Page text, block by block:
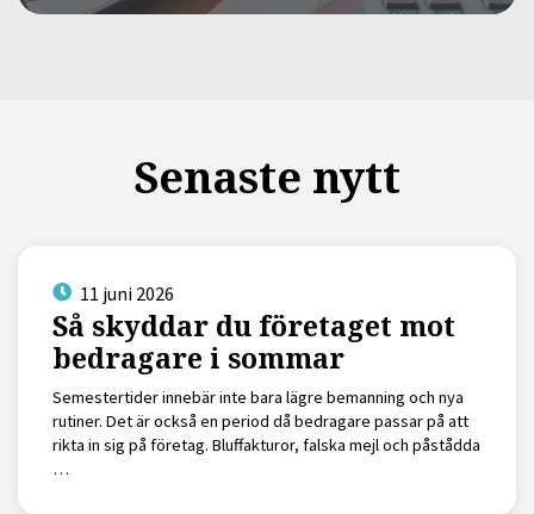
Senaste nytt
11 juni 2026
Så skyddar du företaget mot
bedragare i sommar
Semestertider innebär inte bara lägre bemanning och nya
rutiner. Det är också en period då bedragare passar på att
rikta in sig på företag. Bluffakturor, falska mejl och påstådda
…